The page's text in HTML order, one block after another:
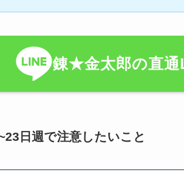
錬★金太郎の直通
日週で注意したいこと